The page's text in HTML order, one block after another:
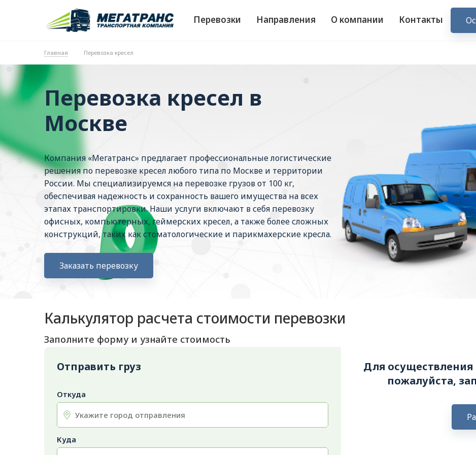
Перевозки Направления О компании Контакты
Главная Перевозка кресел
Перевозка кресел в
Москве
Компания «Мегатранс» предлагает профессиональные логистические
решения по перевозке кресел любого типа по Москве и территории
России. Мы специализируемся на перевозке грузов от 100 кг,
обеспечивая надежность и сохранность вашего имущества на всех
этапах транспортировки. Наши услуги включают в себя перевозку
офисных, компьютерных, геймерских кресел, а также более сложных
конструкций, таких как стоматологические и парикмахерские кресла.
Заказать перевозку
Калькулятор расчета стоимости перевозки
Заполните форму и узнайте стоимость
Отправить груз
Откуда
Куда
Для осуществления
пожалуйста,